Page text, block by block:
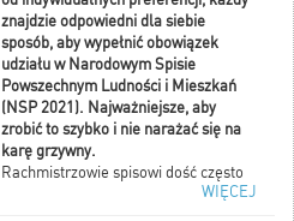
znajdzie odpowiedni dla siebie
sposób, aby wypełnić obowiązek
udziału w Narodowym Spisie
Powszechnym Ludności i Mieszkań
(NSP 2021). Najważniejsze, aby
zrobić to szybko i nie narażać się na
karę grzywny.
Rachmistrzowie spisowi dość często
spotykają się z odmową od osób,WIĘCEJ